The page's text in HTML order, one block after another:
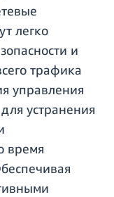
легко
и
трафика
управления
устранения
время